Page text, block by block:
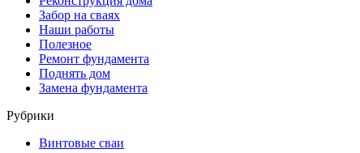
Забор на сваях
Наши работы
Полезное
Ремонт фундамента
Поднять дом
Замена фундамента
Рубрики
Винтовые сваи